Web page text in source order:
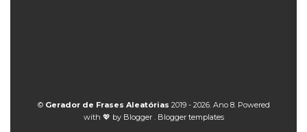
© Gerador de Frases Aleatórias 2019 - 2026. Ano 8. Powered
with 💖 by Blogger Blogger templates